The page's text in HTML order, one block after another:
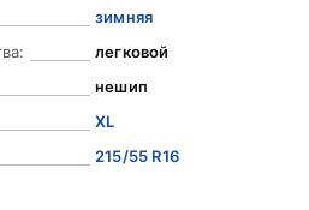
зимняя
легковой
нешип
XL
215/55 R16